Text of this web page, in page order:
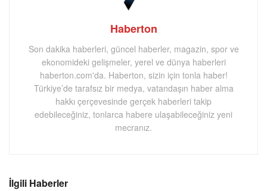
Haberton
Son dakika haberleri, güncel haberler, magazin, spor ve
ekonomideki gelişmeler, yerel ve dünya haberleri
haberton.com'da. Haberton, sizin için tonla haber!
Türkiye’de tarafsız bir medya, vatandaşın haber alma
hakkı çerçevesinde gerçek haberleri takip
edebileceğiniz, tonlarca habere ulaşabileceğiniz yeni
mecranız.
İlgili Haberler